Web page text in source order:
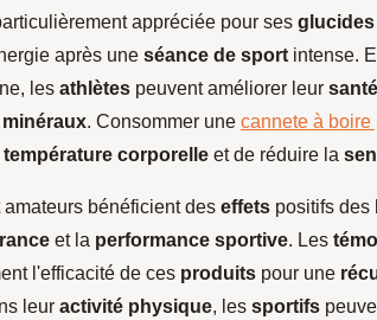
appréciée pour ses glucides
après une séance de sport intense.
les athlètes peuvent améliorer leur santé
. Consommer une cannete à boire
température corporelle et de réduire la
bénéficient des effets positifs des
et la performance sportive. Les
l'efficacité de ces produits pour une
leur activité physique, les sportifs